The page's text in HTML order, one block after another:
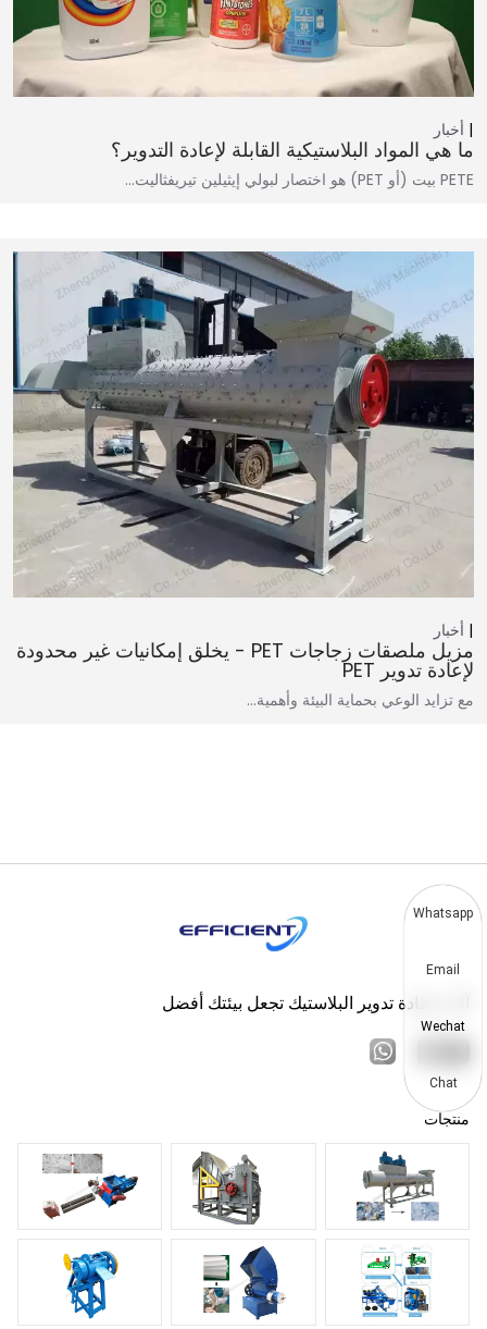
أخبار
ما هي المواد البلاستيكية القابلة لإعادة التدوير؟
PETE بيت (أو PET) هو اختصار لبولي إيثيلين تيريفثاليت...
أخبار
مزيل ملصقات زجاجات PET - يخلق إمكانيات غير محدودة
لإعادة تدوير PET
مع تزايد الوعي بحماية البيئة وأهمية...
آلات إعادة تدوير البلاستيك تجعل بيئتك أفضل
منتجات
Whatsapp
Email
Wechat
Chat